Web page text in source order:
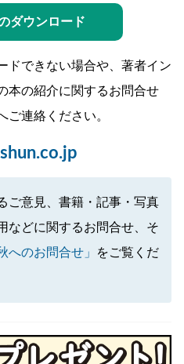
ダウンロード
ドできない場合や、著者イン
本の紹介に関するお問合せ
ご連絡ください。
ご意見、書籍・記事・写真
などに関するお問合せ、そ
へのお問合せ」
をご覧くだ